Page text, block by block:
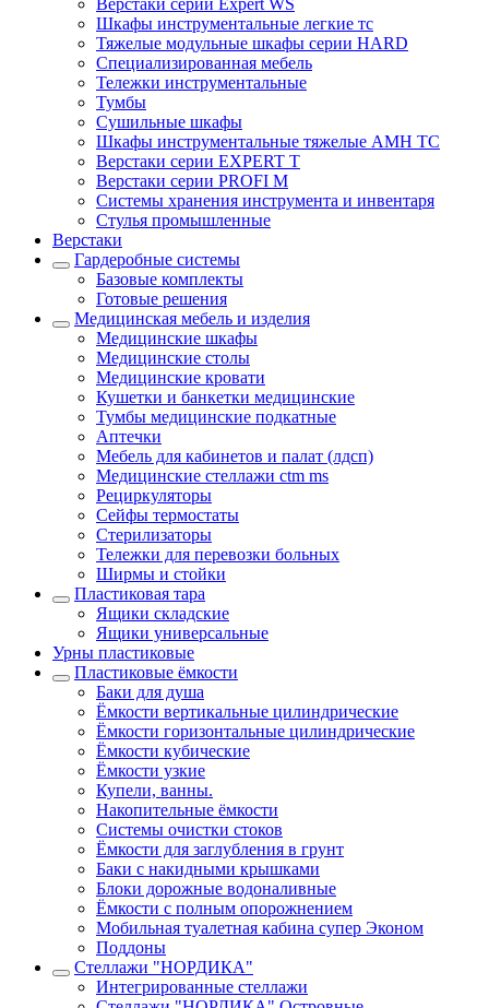
Шкафы инструментальные легкие тс
Тяжелые модульные шкафы серии HARD
Cпециализированная мебель
Тележки инструментальные
Тумбы
Cушильные шкафы
Шкафы инструментальные тяжелые AMH TC
Верстаки серии EXPERT T
Верстаки серии PROFI M
Системы хранения инструмента и инвентаря
Стулья промышленные
Верстаки
Гардеробные системы
Базовые комплекты
Готовые решения
Медицинская мебель и изделия
Медицинские шкафы
Медицинские столы
Медицинские кровати
Кушетки и банкетки медицинские
Тумбы медицинские подкатные
Аптечки
Мебель для кабинетов и палат (лдсп)
Медицинские стеллажи ctm ms
Рециркуляторы
Сейфы термостаты
Стерилизаторы
Тележки для перевозки больных
Ширмы и стойки
Пластиковая тара
Ящики складские
Ящики универсальные
Урны пластиковые
Пластиковые ёмкости
Баки для душа
Ёмкости вертикальные цилиндрические
Ёмкости горизонтальные цилиндрические
Ёмкости кубические
Ёмкости узкие
Купели, ванны.
Накопительные ёмкости
Системы очистки стоков
Ёмкости для заглубления в грунт
Баки с накидными крышками
Блоки дорожные водоналивные
Ёмкости с полным опорожнением
Мобильная туалетная кабина супер Эконом
Поддоны
Стеллажи "НОРДИКА"
Интегрированные стеллажи